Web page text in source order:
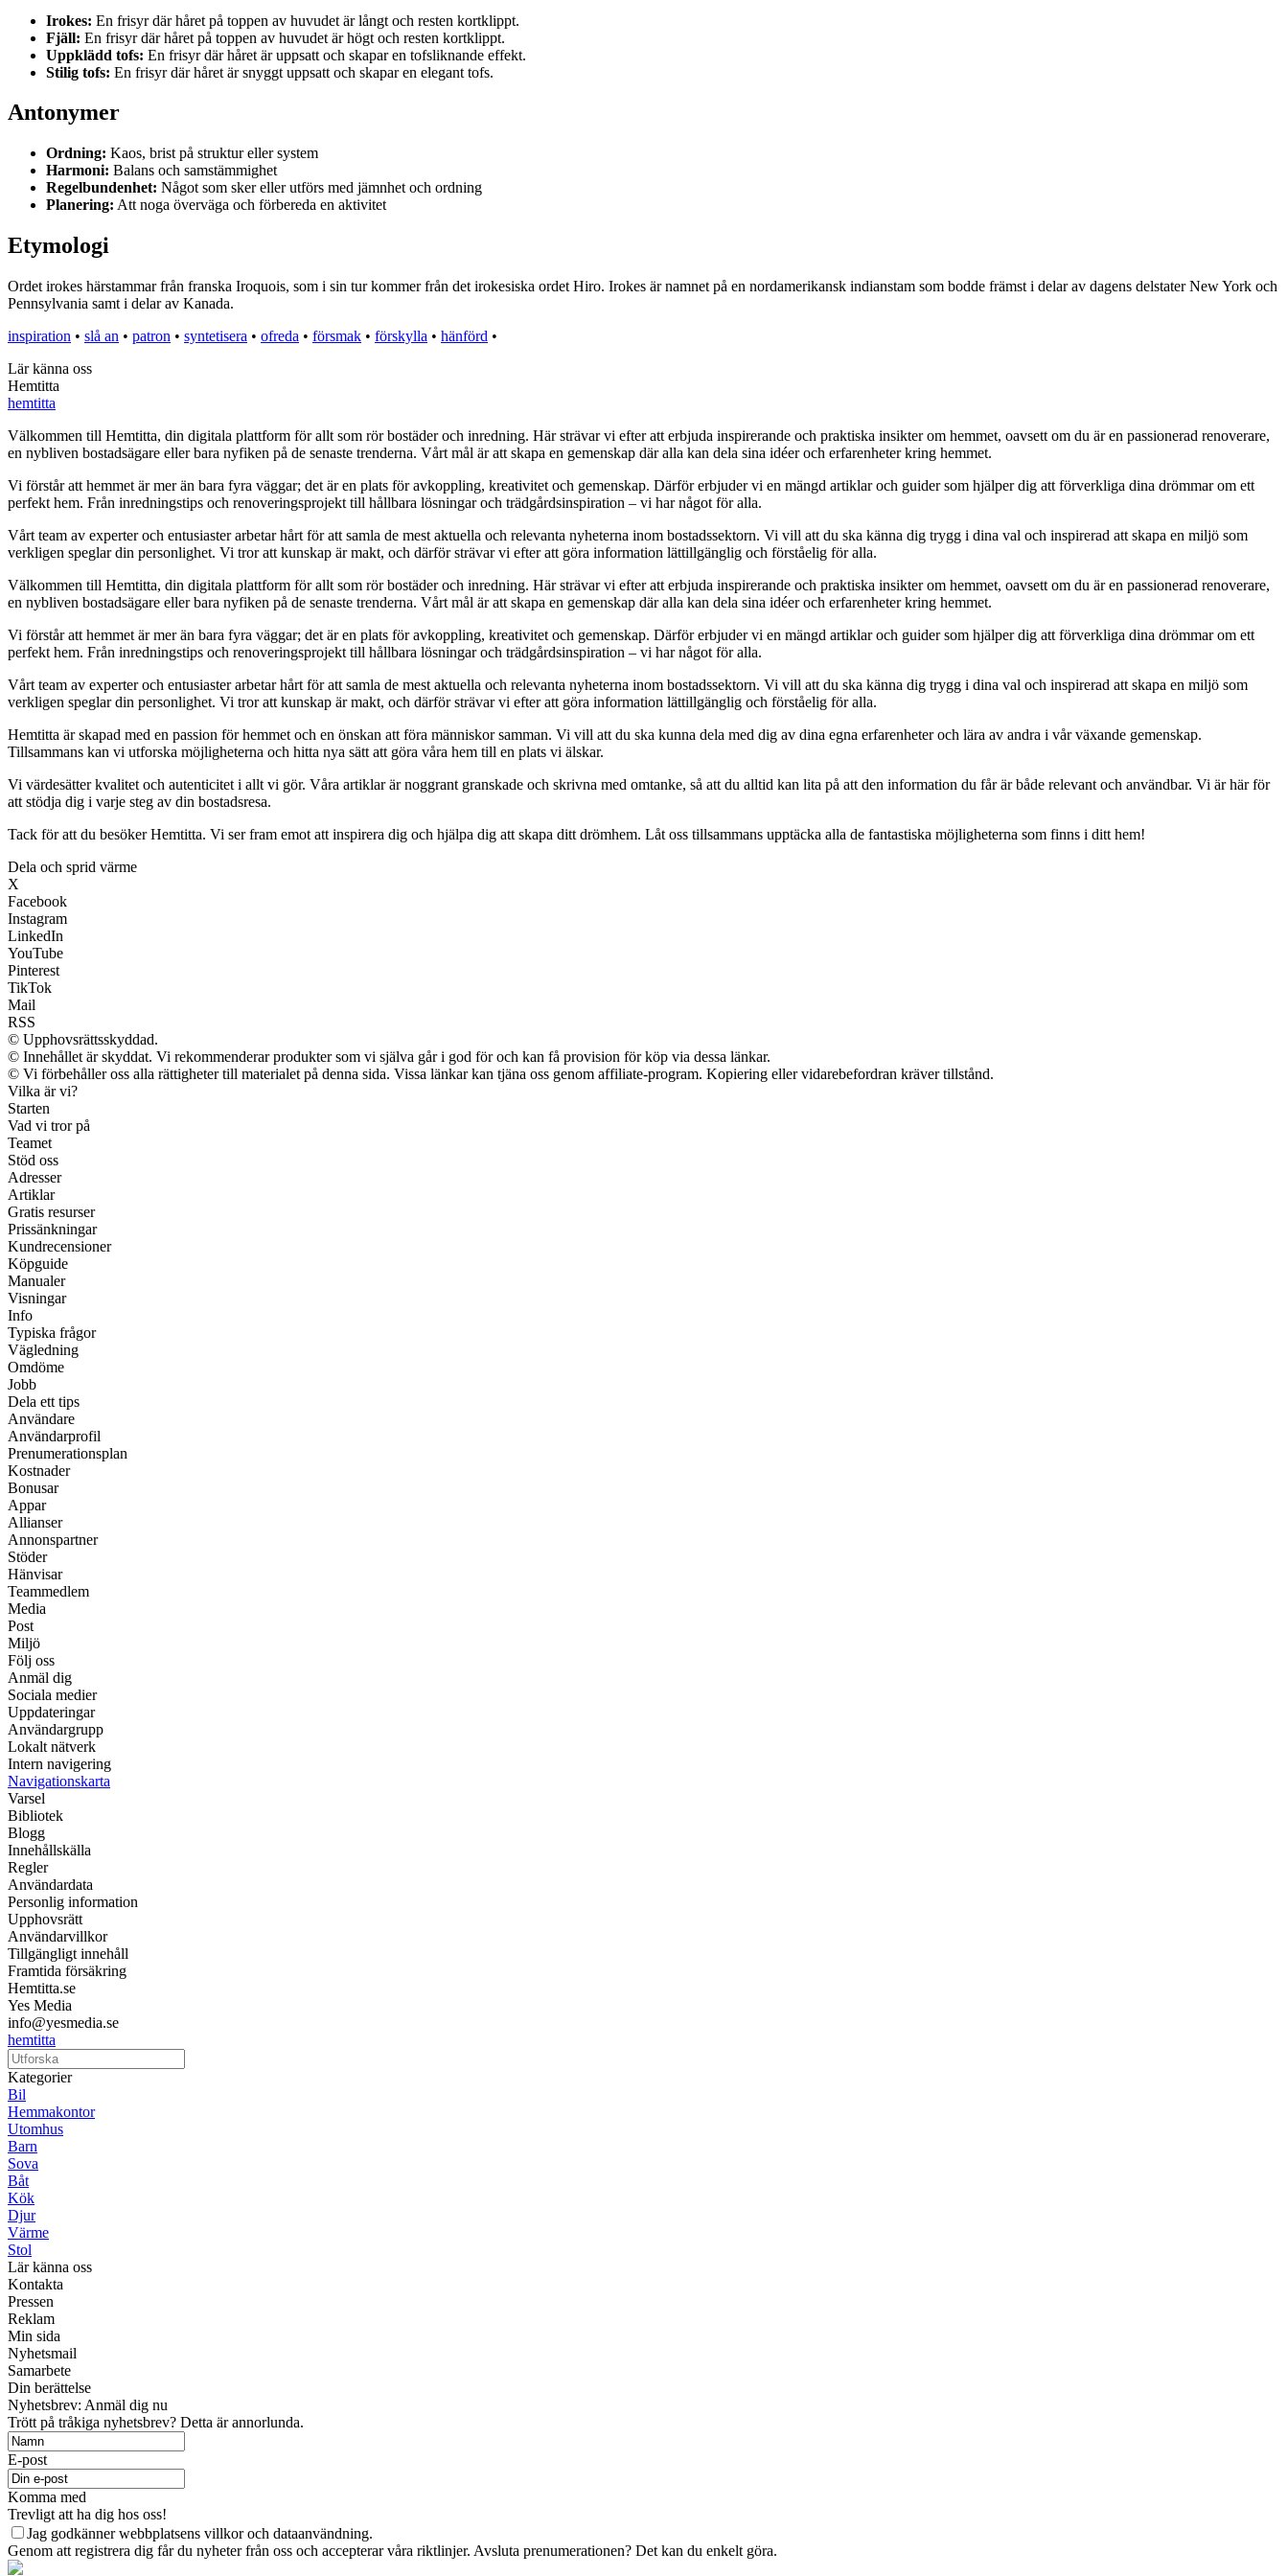
Irokes: En frisyr där håret på toppen av huvudet är långt och resten kortklippt.
Fjäll: En frisyr där håret på toppen av huvudet är högt och resten kortklippt.
Uppklädd tofs: En frisyr där håret är uppsatt och skapar en tofsliknande effekt.
Stilig tofs: En frisyr där håret är snyggt uppsatt och skapar en elegant tofs.
Antonymer
Ordning: Kaos, brist på struktur eller system
Harmoni: Balans och samstämmighet
Regelbundenhet: Något som sker eller utförs med jämnhet och ordning
Planering: Att noga överväga och förbereda en aktivitet
Etymologi
Ordet irokes härstammar från franska Iroquois, som i sin tur kommer från det irokesiska ordet Hiro. Irokes är namnet på en nordamerikansk indianstam som bodde främst i delar av dagens delstater New York och
Pennsylvania samt i delar av Kanada.
inspiration • slå an • patron • syntetisera • ofreda • försmak • förskylla • hänförd •
Lär känna oss
Hemtitta
hemtitta
Välkommen till Hemtitta, din digitala plattform för allt som rör bostäder och inredning. Här strävar vi efter att erbjuda inspirerande och praktiska insikter om hemmet, oavsett om du är en passionerad renoverare,
en nybliven bostadsägare eller bara nyfiken på de senaste trenderna. Vårt mål är att skapa en gemenskap där alla kan dela sina idéer och erfarenheter kring hemmet.
Vi förstår att hemmet är mer än bara fyra väggar; det är en plats för avkoppling, kreativitet och gemenskap. Därför erbjuder vi en mängd artiklar och guider som hjälper dig att förverkliga dina drömmar om ett
perfekt hem. Från inredningstips och renoveringsprojekt till hållbara lösningar och trädgårdsinspiration – vi har något för alla.
Vårt team av experter och entusiaster arbetar hårt för att samla de mest aktuella och relevanta nyheterna inom bostadssektorn. Vi vill att du ska känna dig trygg i dina val och inspirerad att skapa en miljö som
verkligen speglar din personlighet. Vi tror att kunskap är makt, och därför strävar vi efter att göra information lättillgänglig och förståelig för alla.
Välkommen till Hemtitta, din digitala plattform för allt som rör bostäder och inredning. Här strävar vi efter att erbjuda inspirerande och praktiska insikter om hemmet, oavsett om du är en passionerad renoverare,
en nybliven bostadsägare eller bara nyfiken på de senaste trenderna. Vårt mål är att skapa en gemenskap där alla kan dela sina idéer och erfarenheter kring hemmet.
Vi förstår att hemmet är mer än bara fyra väggar; det är en plats för avkoppling, kreativitet och gemenskap. Därför erbjuder vi en mängd artiklar och guider som hjälper dig att förverkliga dina drömmar om ett
perfekt hem. Från inredningstips och renoveringsprojekt till hållbara lösningar och trädgårdsinspiration – vi har något för alla.
Vårt team av experter och entusiaster arbetar hårt för att samla de mest aktuella och relevanta nyheterna inom bostadssektorn. Vi vill att du ska känna dig trygg i dina val och inspirerad att skapa en miljö som
verkligen speglar din personlighet. Vi tror att kunskap är makt, och därför strävar vi efter att göra information lättillgänglig och förståelig för alla.
Hemtitta är skapad med en passion för hemmet och en önskan att föra människor samman. Vi vill att du ska kunna dela med dig av dina egna erfarenheter och lära av andra i vår växande gemenskap.
Tillsammans kan vi utforska möjligheterna och hitta nya sätt att göra våra hem till en plats vi älskar.
Vi värdesätter kvalitet och autenticitet i allt vi gör. Våra artiklar är noggrant granskade och skrivna med omtanke, så att du alltid kan lita på att den information du får är både relevant och användbar. Vi är här för
att stödja dig i varje steg av din bostadsresa.
Tack för att du besöker Hemtitta. Vi ser fram emot att inspirera dig och hjälpa dig att skapa ditt drömhem. Låt oss tillsammans upptäcka alla de fantastiska möjligheterna som finns i ditt hem!
Dela och sprid värme
X
Facebook
Instagram
LinkedIn
YouTube
Pinterest
TikTok
Mail
RSS
© Upphovsrättsskyddad.
© Innehållet är skyddat. Vi rekommenderar produkter som vi själva går i god för och kan få provision för köp via dessa länkar.
© Vi förbehåller oss alla rättigheter till materialet på denna sida. Vissa länkar kan tjäna oss genom affiliate-program. Kopiering eller vidarebefordran kräver tillstånd.
Vilka är vi?
Starten
Vad vi tror på
Teamet
Stöd oss
Adresser
Artiklar
Gratis resurser
Prissänkningar
Kundrecensioner
Köpguide
Manualer
Visningar
Info
Typiska frågor
Vägledning
Omdöme
Jobb
Dela ett tips
Användare
Användarprofil
Prenumerationsplan
Kostnader
Bonusar
Appar
Allianser
Annonspartner
Stöder
Hänvisar
Teammedlem
Media
Post
Miljö
Följ oss
Anmäl dig
Sociala medier
Uppdateringar
Användargrupp
Lokalt nätverk
Intern navigering
Navigationskarta
Varsel
Bibliotek
Blogg
Innehållskälla
Regler
Användardata
Personlig information
Upphovsrätt
Användarvillkor
Tillgängligt innehåll
Framtida försäkring
Hemtitta.se
Yes Media
info@yesmedia.se
hemtitta
Kategorier
Bil
Hemmakontor
Utomhus
Barn
Sova
Båt
Kök
Djur
Värme
Stol
Lär känna oss
Kontakta
Pressen
Reklam
Min sida
Nyhetsmail
Samarbete
Din berättelse
Nyhetsbrev: Anmäl dig nu
Trött på tråkiga nyhetsbrev? Detta är annorlunda.
E-post
Komma med
Trevligt att ha dig hos oss!
Jag godkänner webbplatsens villkor och dataanvändning.
Genom att registrera dig får du nyheter från oss och accepterar våra riktlinjer. Avsluta prenumerationen? Det kan du enkelt göra.